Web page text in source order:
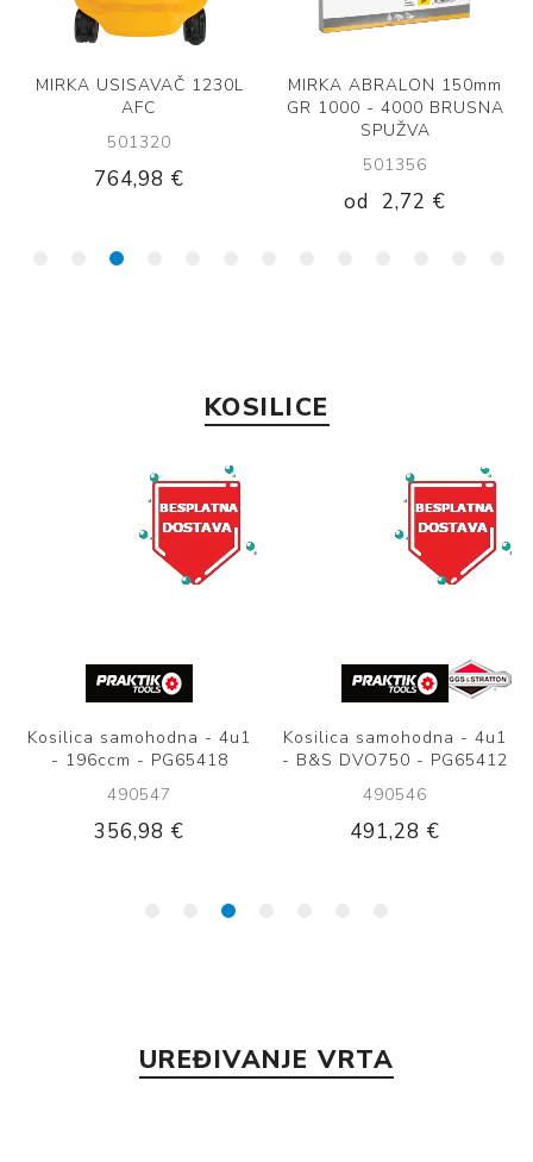
MIRKA USISAVAČ 1230L
AFC
501320
764,98 €
MIRKA ABRALON 150mm
GR 1000 - 4000 BRUSNA
SPUŽVA
501356
od 2,72 €
KOSILICE
Kosilica samohodna - 4u1
- 196ccm - PG65418
490547
356,98 €
Kosilica samohodna - 4u1
- B&S DVO750 - PG65412
490546
491,28 €
UREĐIVANJE VRTA